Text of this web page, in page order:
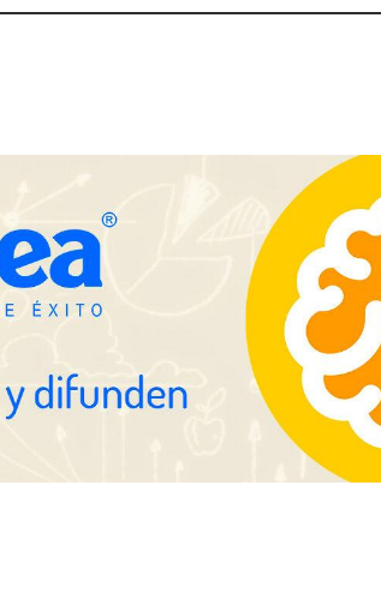
creadas por y para mayores de 50
que
mano
Eagle Waterproofing recomienda
revisar la impermeabilización de